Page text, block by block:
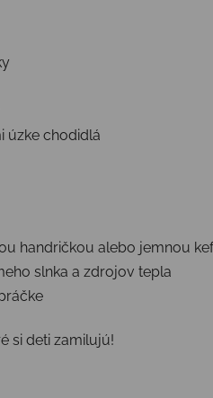
úzke chodidlá
handričkou alebo jemnou
slnka a zdrojov tepla
si deti zamilujú!